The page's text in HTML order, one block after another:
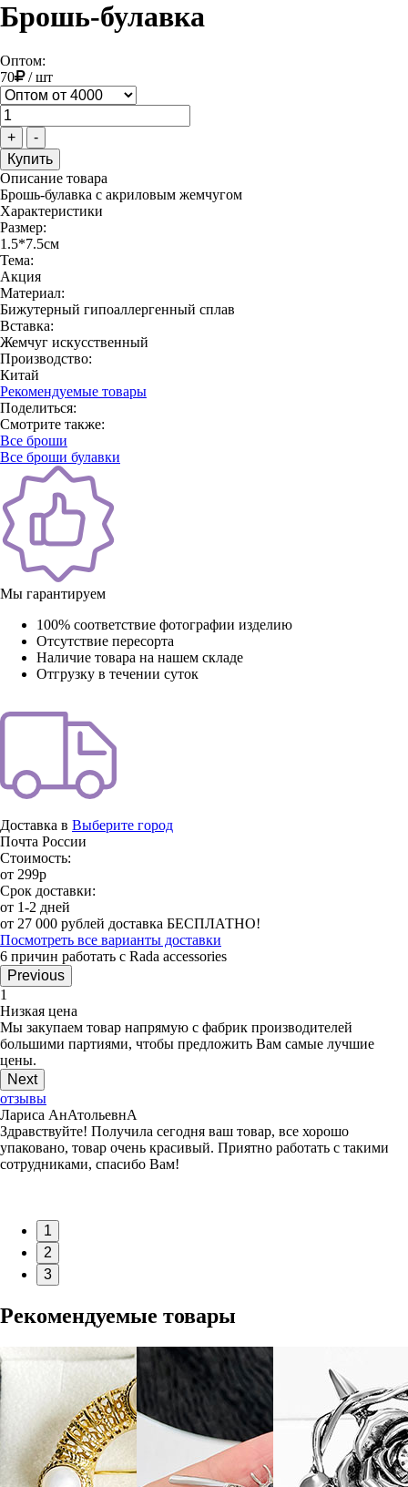
Брошь-булавка
Оптом:
70
/шт
+ -
Описание товара
Брошь-булавка с акриловым жемчугом
Характеристики
Размер:
1.5*7.5см
Тема:
Акция
Материал:
Бижутерный гипоаллергенный сплав
Вставка:
Жемчуг искусственный
Производство:
Китай
Рекомендуемые товары
Поделиться:
Смотрите также:
Все броши
Все броши булавки
Мы гарантируем
100% соответствие фотографии изделию
Отсутствие пересорта
Наличие товара на нашем складе
Отгрузку в течении суток
Доставка в Выберите город
Почта России
Стоимость:
от 299р
Срок доставки:
от 1-2 дней
от 27 000 рублей доставка БЕСПЛАТНО!
Посмотреть все варианты доставки
6 причин работать с Rada accessories
Previous
1
Низкая цена
Мы закупаем товар напрямую с фабрик производителей
большими партиями, чтобы предложить Вам самые лучшие
цены.
Next
отзывы
Лариса АнАтольевнА
Здравствуйте! Получила сегодня ваш товар, все хорошо
упаковано, товар очень красивый. Приятно работать с такими
сотрудниками, спасибо Вам!
1
2
3
Рекомендуемые товары